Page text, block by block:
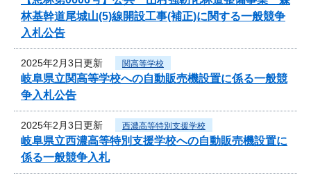
林基幹道尾城山(5)線開設工事(補正)に関する一般競争
入札公告
2025年2月3日更新 関高等学校
岐阜県立関高等学校への自動販売機設置に係る一般競
争入札公告
2025年2月3日更新 西濃高等特別支援学校
岐阜県立西濃高等特別支援学校への自動販売機設置に
係る一般競争入札